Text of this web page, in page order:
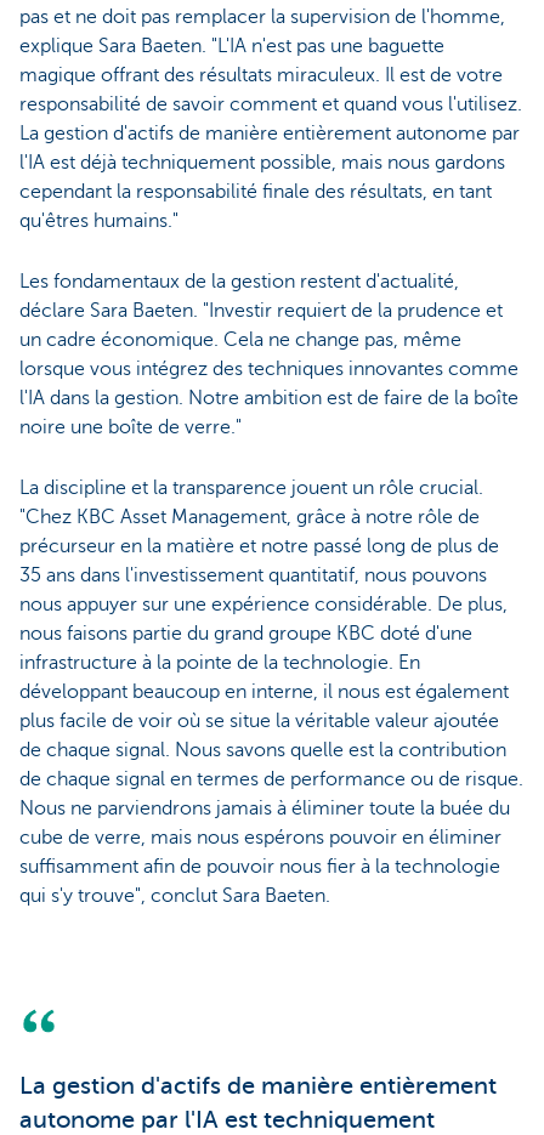
pas et ne doit pas remplacer la supervision de l'homme,
explique Sara Baeten. "L'IA n'est pas une baguette
magique offrant des résultats miraculeux. Il est de votre
responsabilité de savoir comment et quand vous l'utilisez.
La gestion d'actifs de manière entièrement autonome par
l'IA est déjà techniquement possible, mais nous gardons
cependant la responsabilité finale des résultats, en tant
qu'êtres humains."
Les fondamentaux de la gestion restent d'actualité,
déclare Sara Baeten. "Investir requiert de la prudence et
un cadre économique. Cela ne change pas, même
lorsque vous intégrez des techniques innovantes comme
l'IA dans la gestion. Notre ambition est de faire de la boîte
noire une boîte de verre."
La discipline et la transparence jouent un rôle crucial.
"Chez KBC Asset Management, grâce à notre rôle de
précurseur en la matière et notre passé long de plus de
35 ans dans l'investissement quantitatif, nous pouvons
nous appuyer sur une expérience considérable. De plus,
nous faisons partie du grand groupe KBC doté d'une
infrastructure à la pointe de la technologie. En
développant beaucoup en interne, il nous est également
plus facile de voir où se situe la véritable valeur ajoutée
de chaque signal. Nous savons quelle est la contribution
de chaque signal en termes de performance ou de risque.
Nous ne parviendrons jamais à éliminer toute la buée du
cube de verre, mais nous espérons pouvoir en éliminer
suffisamment afin de pouvoir nous fier à la technologie
qui s'y trouve", conclut Sara Baeten.
La gestion d'actifs de manière entièrement
autonome par l'IA est techniquement